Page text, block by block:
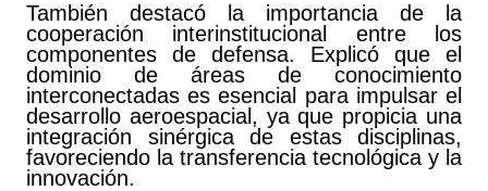
También destacó la importancia de la
cooperación interinstitucional entre los
componentes de defensa. Explicó que el
dominio de áreas de conocimiento
interconectadas es esencial para impulsar el
desarrollo aeroespacial, ya que propicia una
integración sinérgica de estas disciplinas,
favoreciendo la transferencia tecnológica y la
innovación.